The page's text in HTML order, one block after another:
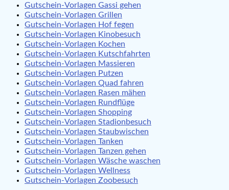
Gutschein-Vorlagen Gassi gehen
Gutschein-Vorlagen Grillen
Gutschein-Vorlagen Hof fegen
Gutschein-Vorlagen Kinobesuch
Gutschein-Vorlagen Kochen
Gutschein-Vorlagen Kutschfahrten
Gutschein-Vorlagen Massieren
Gutschein-Vorlagen Putzen
Gutschein-Vorlagen Quad fahren
Gutschein-Vorlagen Rasen mähen
Gutschein-Vorlagen Rundflüge
Gutschein-Vorlagen Shopping
Gutschein-Vorlagen Stadionbesuch
Gutschein-Vorlagen Staubwischen
Gutschein-Vorlagen Tanken
Gutschein-Vorlagen Tanzen gehen
Gutschein-Vorlagen Wäsche waschen
Gutschein-Vorlagen Wellness
Gutschein-Vorlagen Zoobesuch